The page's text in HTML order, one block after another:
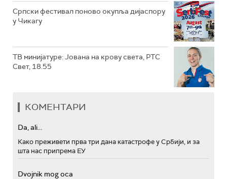
Српски фестивал поново окупља дијаспору
у Чикагу
ТВ минијатуре: Јована на крову света, РТС
Свет, 18.55
КОМЕНТАРИ
Da, ali...
Како преживети прва три дана катастрофе у Србији, и за
шта нас припрема ЕУ
Dvojnik mog oca